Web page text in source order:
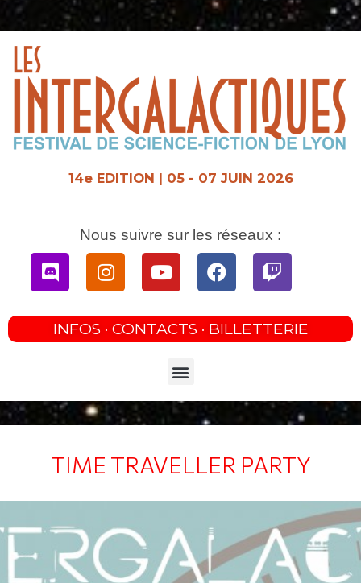
Aller
14e EDITION | 05 - 07 JUIN 2026
Nous suivre sur les réseaux :
DiscordInstagramYoutubeFacebookTwitch
INFOS · CONTACTS · BILLETTERIE
Menu
TIME TRAVELLER PARTY